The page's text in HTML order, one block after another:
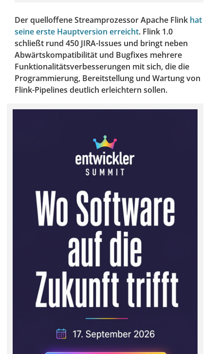
Der quelloffene Streamprozessor Apache Flink hat
seine erste Hauptversion erreicht. Flink 1.0
schließt rund 450 JIRA-Issues und bringt neben
Abwärtskompatibilität und Bugfixes mehrere
Funktionalitätsverbesserungen mit sich, die die
Programmierung, Bereitstellung und Wartung von
Flink-Pipelines deutlich erleichtern sollen.